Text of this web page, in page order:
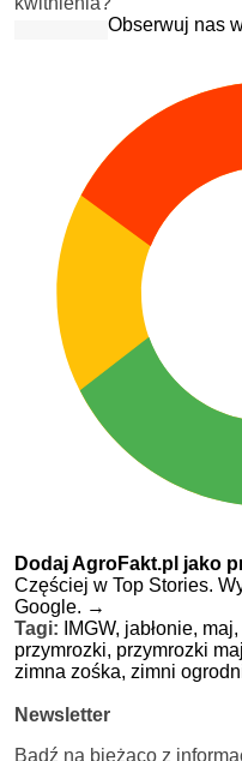
Obserwuj nas
Dodaj AgroFakt.pl jako
Częściej w Top Stories.
Google. →
Tagi:
IMGW, jabłonie, maj,
przymrozki, przymrozki
zimna zośka, zimni
Newsletter
Bądź na bieżąco z